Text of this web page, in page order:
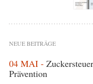
NEUE BEITRÄGE
04 MAI -
Prävention